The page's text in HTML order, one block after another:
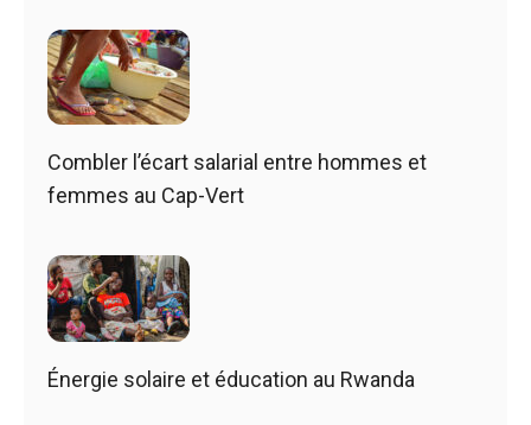
Combler l’écart salarial entre hommes et
femmes au Cap-Vert
Énergie solaire et éducation au Rwanda